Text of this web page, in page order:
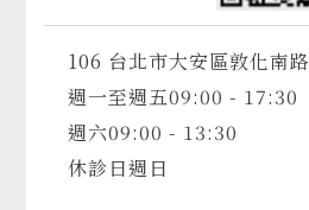
106 台北市大安區敦化南
週一至週五09:00 - 17:30
週六09:00 - 13:30
休診日週日